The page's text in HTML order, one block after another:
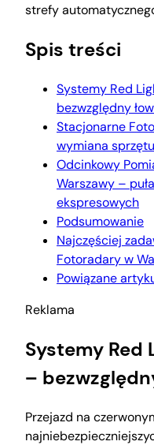
strefy
Spis treści
Systemy Red
bezwzględny
Stacjonarne
wymiana sprzętu
Odcinkowy
Warszawy –
ekspresowych
Podsumowanie
Najczęściej
Fotoradary w
Powiązane
Reklama
Systemy Red
–
Przejazd na